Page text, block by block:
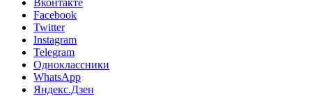
Вконтакте
Facebook
Twitter
Instagram
Telegram
Одноклассники
WhatsApp
Яндекс.Дзен